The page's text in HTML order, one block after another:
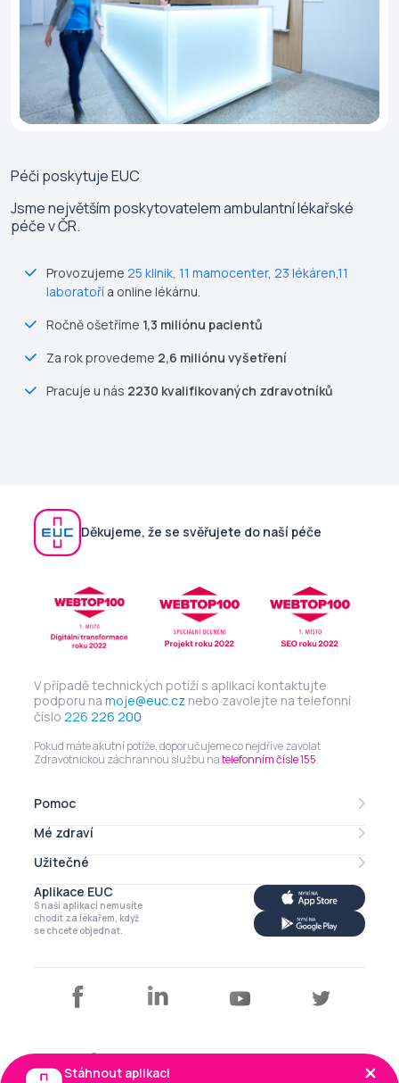
Péči poskytujeEUC
Jsme největším poskytovatelem ambulantní lékařské
péče v ČR.
Provozujeme 25 klinik 11 mamocenter, 23 lékáren11
laboratoří a online lékárnu.
Ročně ošetříme 1,3 miliónu pacientů
Za rok provedeme 2,6 miliónu vyšetření
Pracuje u nás 2230 kvalifikovaných zdravotníků
Děkujeme, že se svěřujete do naší péče
V případě technických potíží s aplikací kontaktujte
podporu na moje@euc.cz nebo zavolejte na telefonní
číslo 226 226 200
Pokud máte akutní potíže, doporučujeme co nejdříve zavolat
Zdravotnickou záchrannou službu natelefonním čísle 155.
Pomoc
Lékarna online
eRecept
Mé zdraví
Mé léky
Zdravotní profil
Má imunita
Užitečné
Můj profil
Kalendář
Články a tipy
Aplikace EUC
S naší aplikací nemusíte
chodit za lékařem, když
se chcete objednat.
Copyright © EUC a.s. 2026
Stáhnout aplikaci